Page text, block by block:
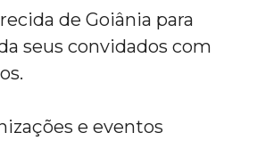
de Goiânia para
seus convidados com
e eventos